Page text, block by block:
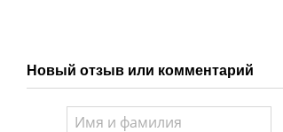
Новый отзыв или комментарий